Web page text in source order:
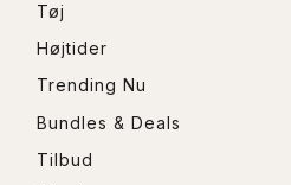
Tøj
Højtider
Trending Nu
Bundles & Deals
Tilbud